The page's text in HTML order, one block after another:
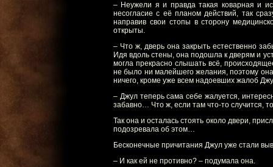
– Неужели я и правда такая коварная и
несогласие с её планом действий, так
направив свои стопы в сторону
открыты.
– Что ж, дверь она закрыть естественно
Идя вдоль стены, она подошла к дверям и
могла прекрасно слышать всё,
не было ни малейшего желания, поэтому она
ничего, кроме уже всем надоевших жалоб
– Джул теперь сама себе жалуется,
забавно… Что ж, если там что-то случится,
Так она и осталась стоять около двери,
подозревала об этом…
Бесконечные причитания Джул уже стали
– И как ей не противно? – подумала она.